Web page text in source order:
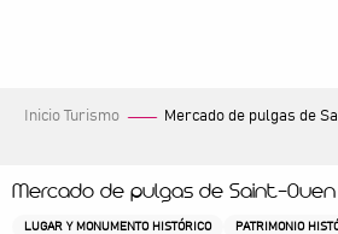
Inicio Turismo Mercado de pulgas de
Mercado de pulgas de Saint-Ouen
LUGAR Y MONUMENTO HISTÓRICO PATRIMONIO